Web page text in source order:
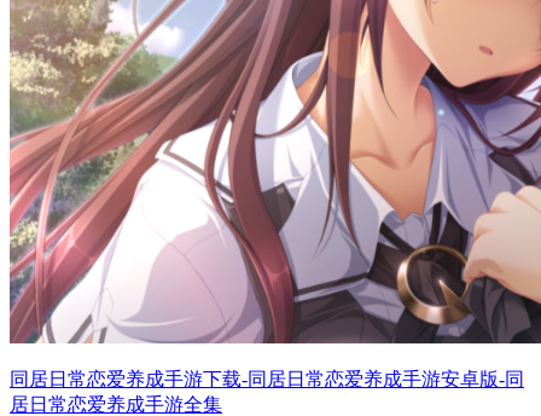
同居日常恋爱养成手游下载-同居日常恋爱养成手游安卓版-同
居日常恋爱养成手游全集